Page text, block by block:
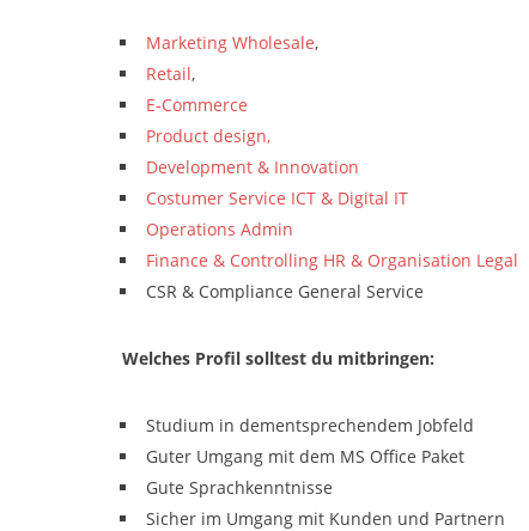
Marketing Wholesale,
Retail,
E-Commerce
Product design,
Development & Innovation
Costumer Service ICT & Digital IT
Operations Admin
Finance & Controlling HR & Organisation Legal
CSR & Compliance General Service
Welches Profil solltest du mitbringen:
Studium in dementsprechendem Jobfeld
Guter Umgang mit dem MS Office Paket
Gute Sprachkenntnisse
Sicher im Umgang mit Kunden und Partnern